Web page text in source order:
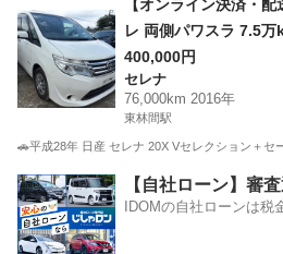
【オンライン決済・
レ 両側パワスラ 7.5万
400,000円
セレナ
76,000km 2016年
東林間駅
🚗平成28年 日産 セレナ 20X Vセレクション＋
神奈川 相模原市 東林間駅 セレナ
【自社ローン】審
IDOMの自社ローンは